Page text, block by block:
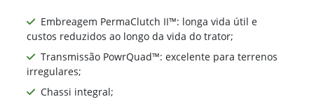
Embreagem PermaClutch II™: longa vida útil e
custos reduzidos ao longo da vida do trator;
Transmissão PowrQuad™: excelente para terrenos
irregulares;
Chassi integral;